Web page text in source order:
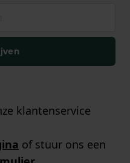
klantenservice
of stuur ons een